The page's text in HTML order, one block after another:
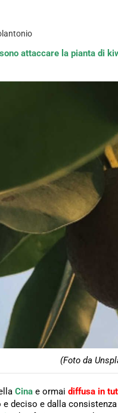
attaccare la pianta di
(Foto da
Cina e ormai diffusa in
e deciso e dalla